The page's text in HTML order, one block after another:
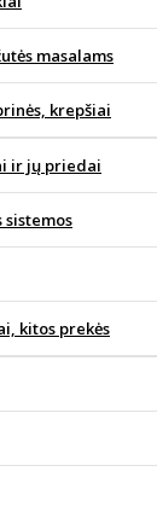
masalams
krepšiai
ir jų priedai
sistemos
kitos prekės